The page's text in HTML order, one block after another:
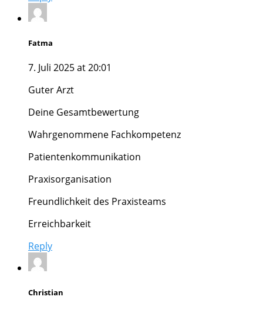
Fatma
7. Juli 2025 at 20:01
Guter Arzt
Deine Gesamtbewertung
Wahrgenommene Fachkompetenz
Patientenkommunikation
Praxisorganisation
Freundlichkeit des Praxisteams
Erreichbarkeit
Reply
Christian